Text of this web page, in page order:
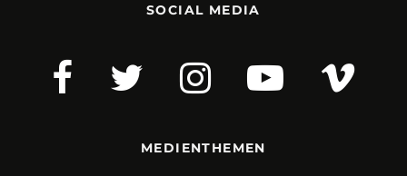
SOCIAL MEDIA
MEDIENTHEMEN